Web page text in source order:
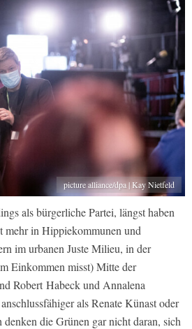
picture alliance/dpa | Kay Nietfeld
als bürgerliche Partei, längst haben
mehr in Hippiekommunen und
im urbanen Juste Milieu, in der
Einkommen misst) Mitte der
Robert Habeck und Annalena
als Renate Künast oder
die Grünen gar nicht daran, sich